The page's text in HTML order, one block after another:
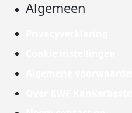
Algemeen